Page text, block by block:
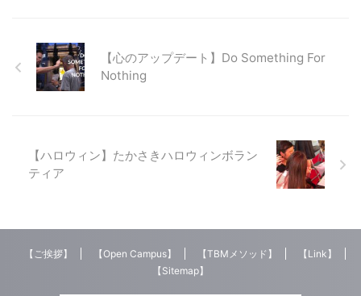
校の受付で緊張しながらコースや
名前を伝え、資料と校章をもらい
胸につけドキドキしながら 会場
入場を規制していましたが、今年
は保護者が参加しての素晴らしい
入学式でした。 忘れられない入
順を 写真でまとめてみました。
JR高崎駅からTBMまで 本校への
るので安全です。 【安全に学校
に通えること】授業内容と同様に
学校選びの重要ポイントになるの
【心のアップデート】Do Something For
Nothing
【ハロウィン】たかさきハロウィンボラン
ティア
【ご挨拶】 【Open Campus】 【TBMメソッド】
【Link】
【Sitemap】